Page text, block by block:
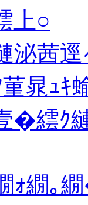
上○
泌茜
晁ｭｷ
繧ｸ
ｫ繝｡